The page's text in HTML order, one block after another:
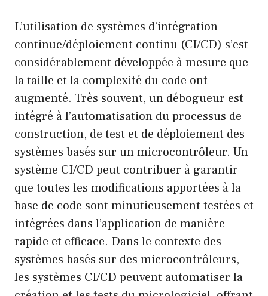
L’utilisation de systèmes d’intégration
continue/déploiement continu (CI/CD) s’est
considérablement développée à mesure que
la taille et la complexité du code ont
augmenté. Très souvent, un débogueur est
intégré à l’automatisation du processus de
construction, de test et de déploiement des
systèmes basés sur un microcontrôleur. Un
système CI/CD peut contribuer à garantir
que toutes les modifications apportées à la
base de code sont minutieusement testées et
intégrées dans l’application de manière
rapide et efficace. Dans le contexte des
systèmes basés sur des microcontrôleurs,
les systèmes CI/CD peuvent automatiser la